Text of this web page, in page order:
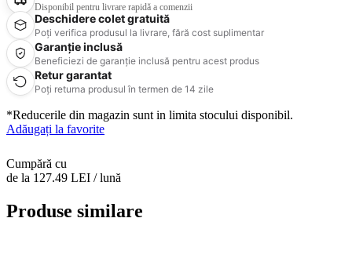
Disponibil pentru livrare rapidă a comenzii
Deschidere colet gratuită
Poți verifica produsul la livrare, fără cost suplimentar
Garanție inclusă
Beneficiezi de garanție inclusă pentru acest produs
Retur garantat
Poți returna produsul în termen de 14 zile
*Reducerile din magazin sunt in limita stocului disponibil.
Adăugați la favorite
Cumpără cu
de la 127.49 LEI / lună
Produse similare